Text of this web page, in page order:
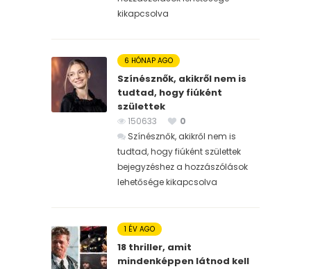
kikapcsolva
6 HÓNAP AGO
Színésznők, akikről nem is
tudtad, hogy fiúként
születtek
150633
0
Színésznők, akikről nem is
tudtad, hogy fiúként születtek
bejegyzéshez a hozzászólások
lehetősége kikapcsolva
1 ÉV AGO
18 thriller, amit
mindenképpen látnod kell